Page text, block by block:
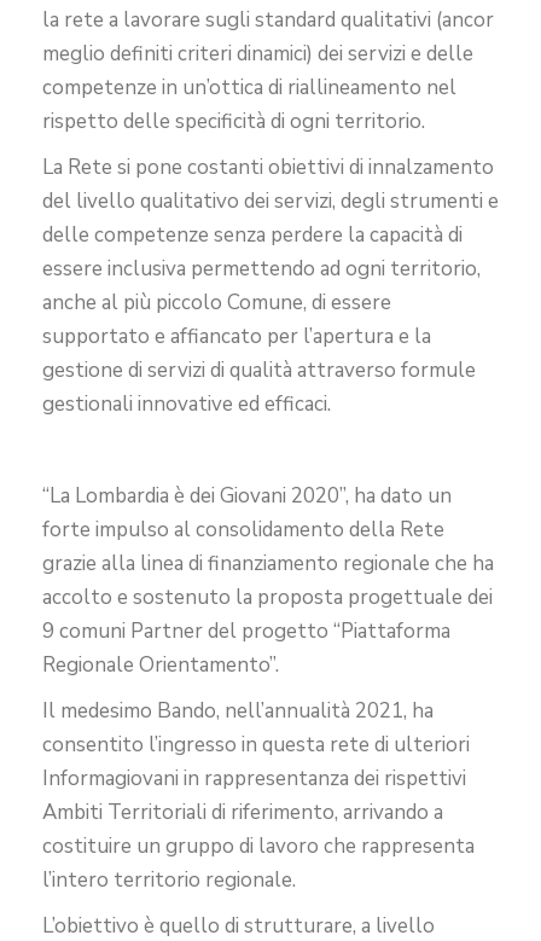
la rete a lavorare sugli standard qualitativi (ancor
meglio definiti criteri dinamici) dei servizi e delle
competenze in un’ottica di riallineamento nel
rispetto delle specificità di ogni territorio.
La Rete si pone costanti obiettivi di innalzamento
del livello qualitativo dei servizi, degli strumenti e
delle competenze senza perdere la capacità di
essere inclusiva permettendo ad ogni territorio,
anche al più piccolo Comune, di essere
supportato e affiancato per l’apertura e la
gestione di servizi di qualità attraverso formule
gestionali innovative ed efficaci.
“La Lombardia è dei Giovani 2020”, ha dato un
forte impulso al consolidamento della Rete
grazie alla linea di finanziamento regionale che ha
accolto e sostenuto la proposta progettuale dei
9 comuni Partner del progetto “Piattaforma
Regionale Orientamento”.
Il medesimo Bando, nell’annualità 2021, ha
consentito l’ingresso in questa rete di ulteriori
Informagiovani in rappresentanza dei rispettivi
Ambiti Territoriali di riferimento, arrivando a
costituire un gruppo di lavoro che rappresenta
l’intero territorio regionale.
L’obiettivo è quello di strutturare, a livello